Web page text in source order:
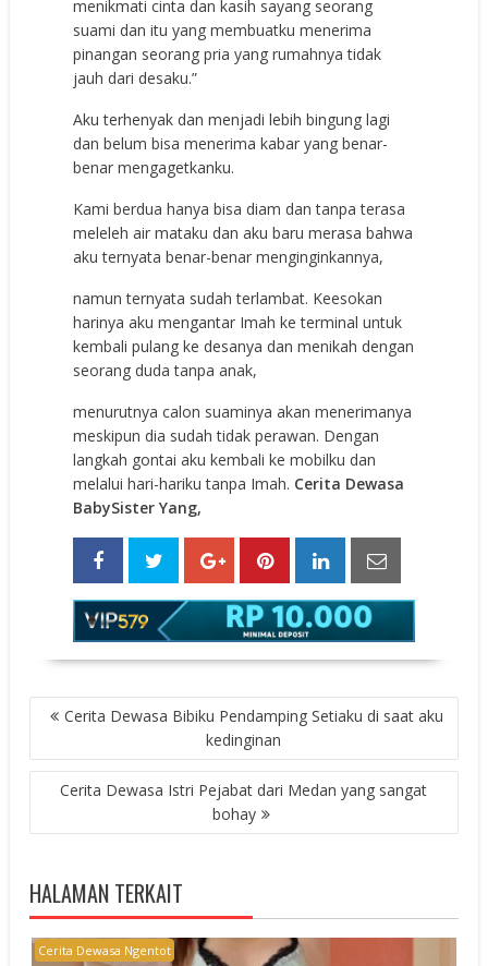
menikmati cinta dan kasih sayang seorang
suami dan itu yang membuatku menerima
pinangan seorang pria yang rumahnya tidak
jauh dari desaku.”
Aku terhenyak dan menjadi lebih bingung lagi
dan belum bisa menerima kabar yang benar-
benar mengagetkanku.
Kami berdua hanya bisa diam dan tanpa terasa
meleleh air mataku dan aku baru merasa bahwa
aku ternyata benar-benar menginginkannya,
namun ternyata sudah terlambat. Keesokan
harinya aku mengantar Imah ke terminal untuk
kembali pulang ke desanya dan menikah dengan
seorang duda tanpa anak,
menurutnya calon suaminya akan menerimanya
meskipun dia sudah tidak perawan. Dengan
langkah gontai aku kembali ke mobilku dan
melalui hari-hariku tanpa Imah. Cerita Dewasa
BabySister Yang,
POST
NAVIGATION
Cerita Dewasa Bibiku Pendamping Setiaku di saat aku
kedinginan
Cerita Dewasa Istri Pejabat dari Medan yang sangat
bohay
HALAMAN TERKAIT
Cerita Dewasa Ngentot